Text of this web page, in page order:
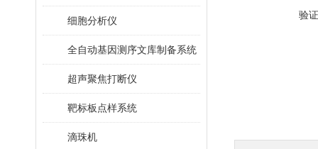
细胞分析仪
全自动基因测序文库制备系统
超声聚焦打断仪
靶标板点样系统
滴珠机
验